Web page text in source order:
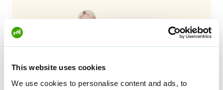
This website uses cookies
We use cookies to personalise content and ads, to